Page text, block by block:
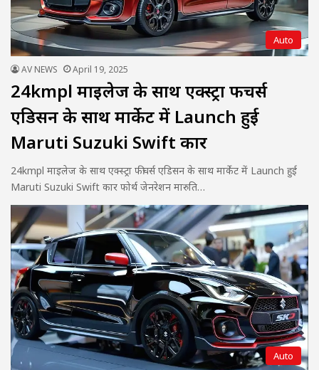
Auto
AV NEWS April 19, 2025
24kmpl माइलेज के साथ एक्स्ट्रा फीचर्स
एडिसन के साथ मार्केट में Launch हुई
Maruti Suzuki Swift कार
24kmpl माइलेज के साथ एक्स्ट्रा फीचर्स एडिसन के साथ मार्केट में Launch हुई
Maruti Suzuki Swift कार फोर्थ जेनरेशन मारुति…
Auto